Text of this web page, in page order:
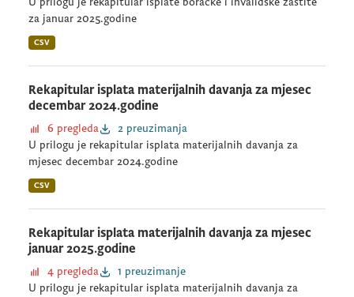
za januar 2025.godine
CSV
Rekapitular isplata materijalnih davanja za mjesec
decembar 2024.godine
6 pregleda
2 preuzimanja
U prilogu je rekapitular isplata materijalnih davanja za
mjesec decembar 2024.godine
CSV
Rekapitular isplata materijalnih davanja za mjesec
januar 2025.godine
4 pregleda
1 preuzimanje
U prilogu je rekapitular isplata materijalnih davanja za